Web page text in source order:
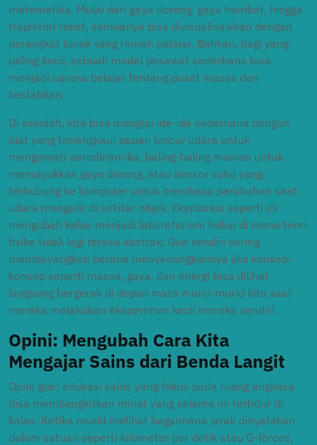
matematika. Mulai dari gaya dorong, gaya hambat, hingga
trajektori roket, semuanya bisa divisualisasikan dengan
perangkat lunak yang ramah pelajar. Bahkan, bagi yang
paling kecil, sebuah model pesawat sederhana bisa
menjadi sarana belajar tentang pusat massa dan
kestabilan.
Di sekolah, kita bisa menguji ide-ide sederhana dengan
alat yang terjangkau: papan luncur udara untuk
mengamati aerodinamika, baling-baling mainan untuk
menunjukkan gaya dorong, atau sensor suhu yang
terhubung ke komputer untuk membaca perubahan saat
udara mengalir di sekitar objek. Eksplorasi seperti ini
mengubah kelas menjadi laboratorium hidup di mana teori
fisika tidak lagi terasa abstrak. Gue sendiri sering
membayangkan betapa menyenangkannya jika konsep-
konsep seperti massa, gaya, dan energi bisa dilihat
langsung bergerak di depan mata murid-murid kita saat
mereka melakukan eksperimen kecil mereka sendiri.
Opini: Mengubah Cara Kita
Mengajar Sains dari Benda Langit
Opini gue: edukasi sains yang fokus pada ruang angkasa
bisa membangkitkan minat yang selama ini tertidur di
kelas. Ketika murid melihat bagaimana jarak dinyatakan
dalam satuan seperti kilometer per detik atau G-forces,